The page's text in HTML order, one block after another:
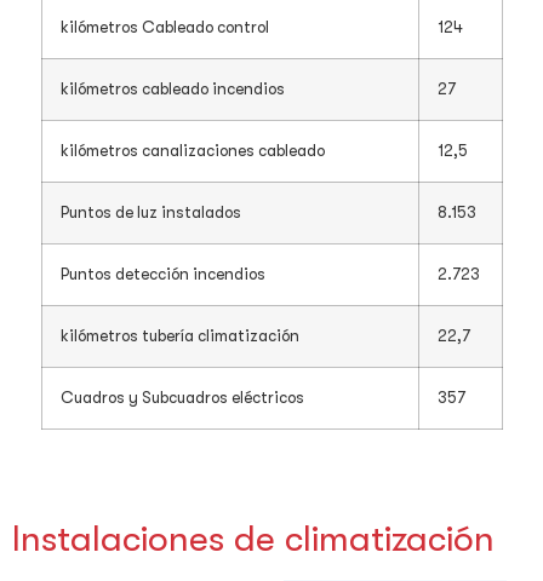
kilómetros Cableado control 124
kilómetros cableado incendios 27
kilómetros canalizaciones cableado 12,5
Puntos de luz instalados 8.153
Puntos detección incendios 2.723
kilómetros tubería climatización 22,7
Cuadros y Subcuadros eléctricos 357
Instalaciones de climatización